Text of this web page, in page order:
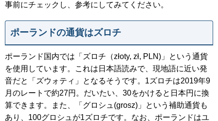
事前にチェックし、参考にしてみてください。
ポーランドの通貨はズロチ
ポーランド国内では「ズロチ（złoty, zł, PLN)」という通貨
を使用しています。これは日本語読みで、現地語に近い発
音だと「ズウォティ」となるそうです。1ズロチは2019年9
月のレートで約27円。だいたい、30をかけると日本円に換
算できます。また、「グロシュ(grosz)」という補助通貨も
あり、100グロシュが1ズロチです。なお、ポーランドはユ